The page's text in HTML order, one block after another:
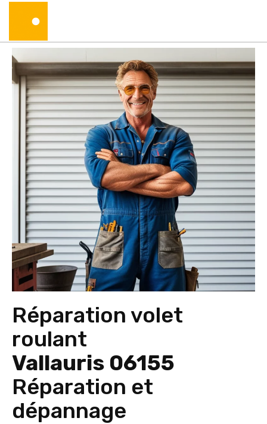
Réparation volet
roulant
Vallauris 06155
Réparation et
dépannage